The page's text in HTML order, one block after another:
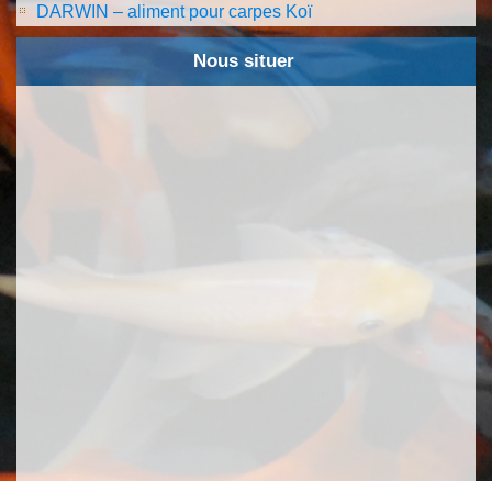
DARWIN – aliment pour carpes Koï
Nous situer